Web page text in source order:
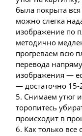
была покрыта
можно слегка
изображение по
методично
прогреваем всю
перевода
изображения —
— достаточно 15-
5. Снимаем утюг
торопитесь
происходит в
6. Как только